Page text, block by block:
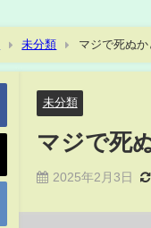
未分類 マジで死ぬ
未分類
マジで死
2025年2月3日